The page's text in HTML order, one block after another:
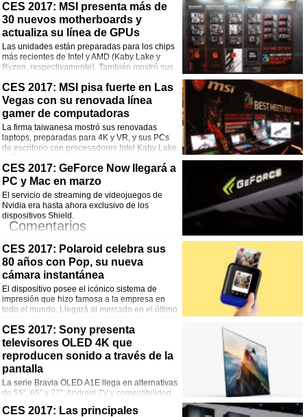
¡Comparte esta noticia!
Facebook
Twitter
WhatsApp
Email
CES 2017: MSI presenta más de
30 nuevos motherboards y
actualiza su línea de GPUs
Las unidades están preparadas para los chips
más recientes de Intel y AMD (Kaby Lake y
Ryzen, respectivamente). También mostró sus
Comentarios
¡Comparte esta noticia!
Facebook
Twitter
WhatsApp
Email
CES 2017: MSI pisa fuerte en Las
Vegas con su renovada línea
gamer de computadoras
La firma taiwanesa mostró sus renovadas
laptops, preparadas para 4K y VR, y sus PCs
de escritorio con procesadores Intel Kaby Lake.
¡Comparte esta noticia!
Facebook
Twitter
WhatsApp
Email
CES 2017: GeForce Now llegará a
PC y Mac en marzo
El servicio de streaming de videojuegos de
Nvidia era hasta ahora exclusivo de los
dispositivos Shield.
Comentarios
¡Comparte esta noticia!
Facebook
TwitterWhatsApp
CES 2017: Polaroid celebra sus
80 años con Pop, su nueva
cámara instantánea
El dispositivo posee el icónico sistema de
impresión que hizo famosa a la empresa en
todo el mundo. Llegará al mercado en el último
Comentarios
¡Comparte esta noticia!
Facebook
Twitter
WhatsApp
Email
CES 2017: Sony presenta
televisores OLED 4K que
reproducen sonido a través de la
pantalla
La serie Bravia OLED A1E llega en alternativas
de 55”, 65” y 77”; Android TV y compatibilidad
Comentarios
CES 2017: Las principales